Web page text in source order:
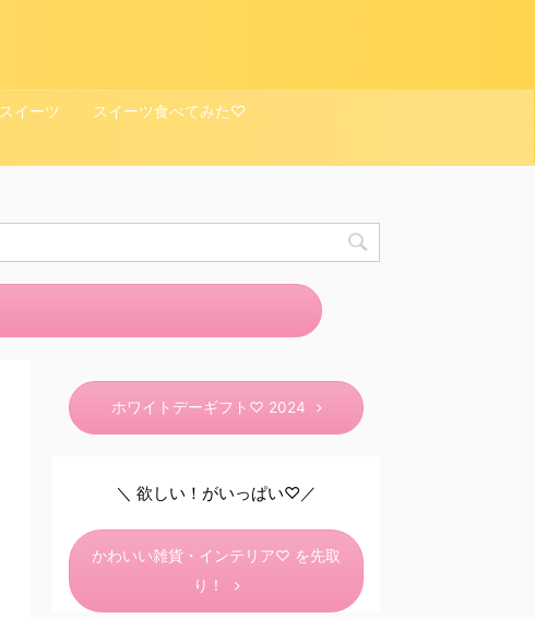
スイーツ
スイーツ食べてみた♡
ホワイトデーギフト♡ 2024
＼ 欲しい！がいっぱい♡／
かわいい雑貨・インテリア♡ を先取
り！